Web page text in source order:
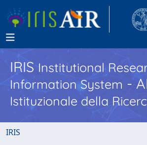
IRISInstitutional
Information System -
Istituzionale della
IRIS